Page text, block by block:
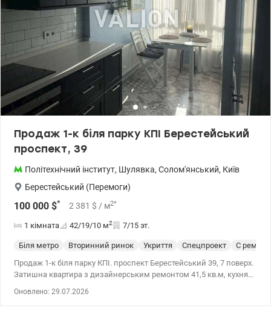
холодильник та бойлер, залишаються новим власникам. У
квартирі дубовий паркет у доброму стані, подвійні двері та
тамбур на дві квартири. Сусіди поруч не проживають. Будинок
розташований за 15 хвилин ходьби від метро «Шулявська».
Поруч є два продуктових магазини та державна бібліотека
юнацтва. Поблизу Парк Нивки, Сирецький парк, Парк Орлятко,
Сирецький Гай, Парк ім. Пушкіна Ціна 65000 у.о. 0991932390 Юлія
valion.ua/1153430
Продаж 1-к біля парку КПІ Берестейський
проспект, 39
Політехнічний інститут, Шулявка, Солом'янський, Київ
Берестейський (Перемоги)
100 000 $* 2 381 $ / м2*
1 кімната 42/19/10 м2 7/15 эт.
Біля метро Вторинний ринок Укриття Спецпроект
С
Продаж 1-к біля парку КПІ. проспект Берестейський 39, 7 поверх.
Затишна квартира з дизайнерським ремонтом 41,5 кв.м, кухня
велика лоджія з гардеробом. Є вся необхідна техніка, фільтр для
Оновлено: 29.07.2026